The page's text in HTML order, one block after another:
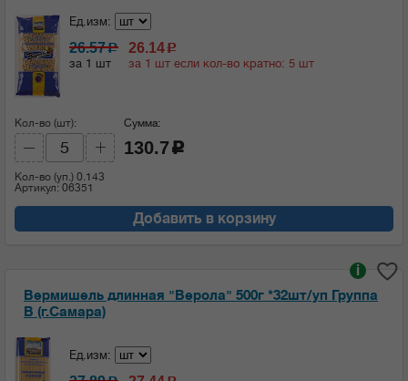
Ед.изм:
26.57c
за 1 шт
26.14c
за 1 шт если кол-во кратно: 5 шт
Кол-во (шт):
Кол-во (уп.) 0.143
Артикул: 06351
Сумма:
130.7 c
Добавить в корзину
Вермишель длинная "Верола" 500г *32шт/уп Группа
В (г.Самара)
i
Ед.изм: